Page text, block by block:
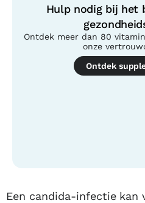
Hulp nodig bij het
Ontdek meer dan 80
onze
Ontdek
Inhoudsopgave
Een candida-infectie kan